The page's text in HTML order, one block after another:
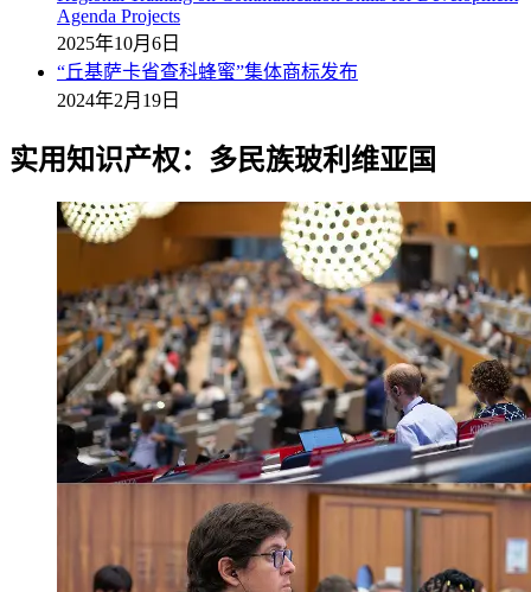
Agenda Projects
2025年10月6日
“丘基萨卡省查科蜂蜜”集体商标发布
2024年2月19日
实用知识产权：多民族玻利维亚国